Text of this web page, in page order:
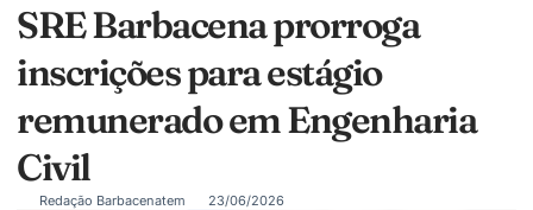
SRE Barbacena prorroga
inscrições para estágio
remunerado em Engenharia
Civil
Redação Barbacenatem 23/06/2026